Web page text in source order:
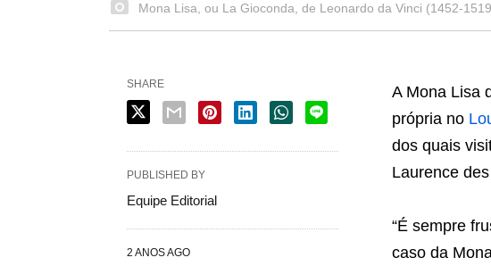
Mona Lisa, ou La Gioconda, de Leonardo da Vinci (1452-
A Mona Lisa
própria no
dos quais
Laurence
“É sempre
caso da
SHARE
PUBLISHED BY
Equipe Editorial
2 ANOS AGO